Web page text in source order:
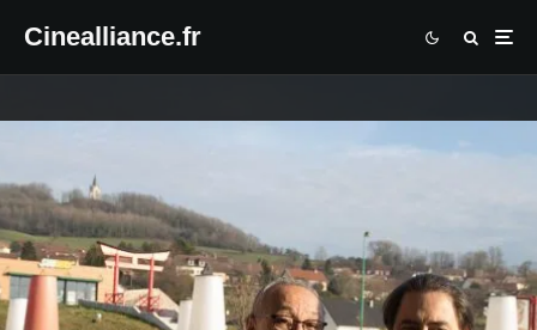
Cinealliance.fr